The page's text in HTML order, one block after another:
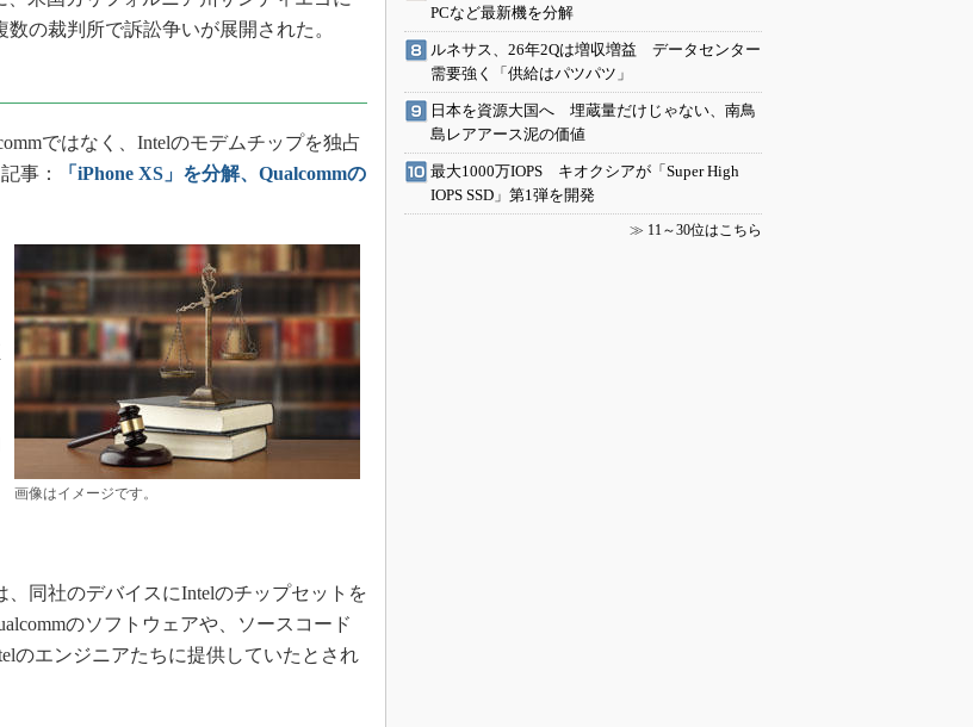
の裁判所で訴訟争いが展開された。
ではなく、Intelのモデムチップを独占
事：
「iPhone XS」を分解、Qualcommの
画像はイメージです。
同社のデバイスにIntelのチップセットを
のソフトウェアや、ソースコード
のエンジニアたちに提供していたとされ
PCなど最新機を分解
ルネサス、26年2Qは増収増益 データセンター
需要強く「供給はパツパツ」
日本を資源大国へ 埋蔵量だけじゃない、南鳥
島レアアース泥の価値
最大1000万IOPS キオクシアが「Super High
IOPS SSD」第1弾を開発
≫ 11～30位はこちら